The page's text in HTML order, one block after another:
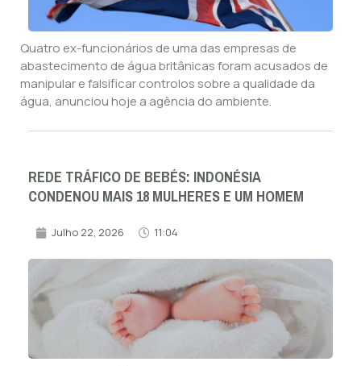
Quatro ex-funcionários de uma das empresas de
abastecimento de água britânicas foram acusados de
manipular e falsificar controlos sobre a qualidade da
água, anunciou hoje a agência do ambiente.
REDE TRÁFICO DE BEBÉS: INDONÉSIA
CONDENOU MAIS 18 MULHERES E UM HOMEM
Julho 22, 2026 11:04